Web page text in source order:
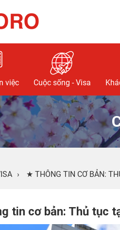
việc Cuộc sống - Visa
› ★ THÔNG TIN CƠ BẢN:
tin cơ bản: Thủ tục